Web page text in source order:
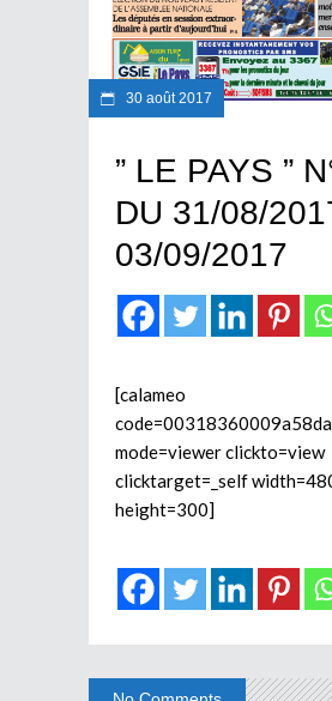
30 août 2017
” LE PAYS ”
DU 31/08/
03/09/2017
[calameo
mode=viewer clickto=view
clicktarget=_self
height=300]